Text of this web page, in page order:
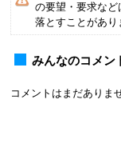
の要望・要求な
落とすことがあり
みんなのコメン
コメントはまだありま